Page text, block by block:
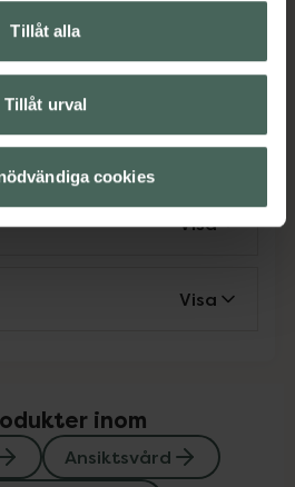
Tillåt alla
Tillåt urval
cookies
formula.
hudvård
Visa
Visa
inom
Ansiktsvård